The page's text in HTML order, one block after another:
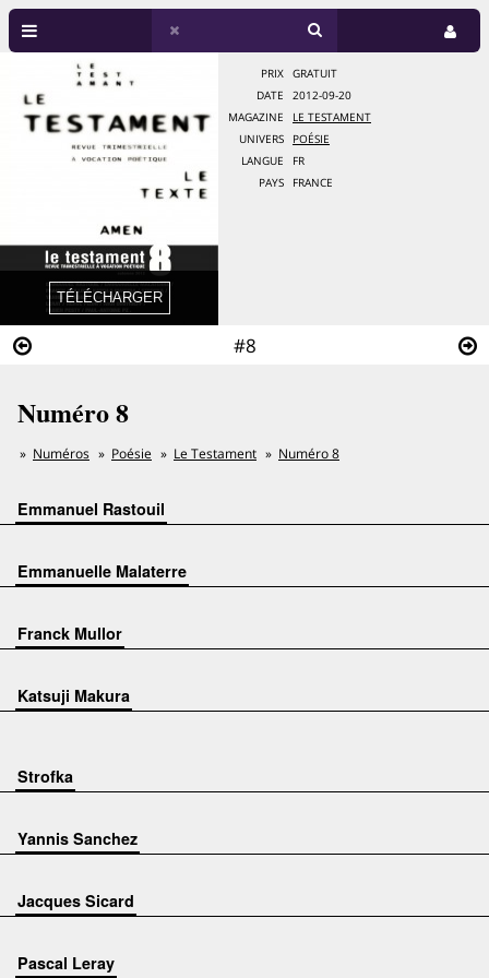
#8
PRIX
GRATUIT
DATE
2012-09-20
MAGAZINE
LE TESTAMENT
UNIVERS
POÉSIE
LANGUE
FR
PAYS
FRANCE
Numéro 8
Numéros Poésie Le Testament Numéro 8
Emmanuel Rastouil
Emmanuelle Malaterre
Franck Mullor
Katsuji Makura
Strofka
Yannis Sanchez
Jacques Sicard
Pascal Leray